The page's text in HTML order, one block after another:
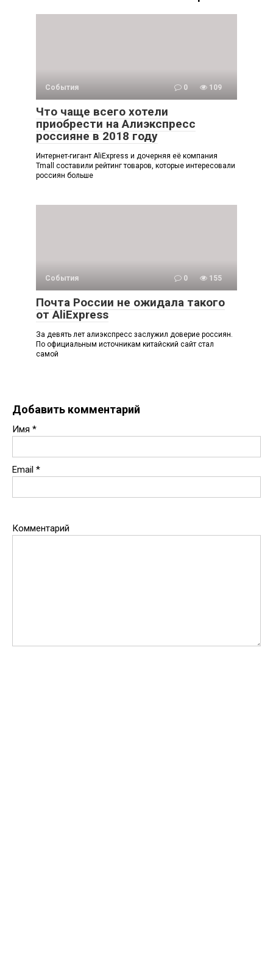
События 0 109
Что чаще всего хотели
приобрести на Алиэкспресс
россияне в 2018 году
Интернет-гигант AliExpress и дочерняя её компания
Tmall составили рейтинг товаров, которые интересовали
россиян больше
События 0 155
Почта России не ожидала такого
от AliExpress
За девять лет алиэкспресс заслужил доверие россиян.
По официальным источникам китайский сайт стал
самой
Добавить комментарий
Имя *
Email *
Комментарий